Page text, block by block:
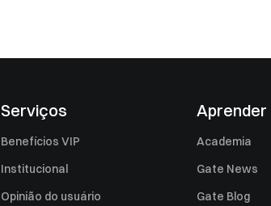
Serviços
Benefícios VIP
Institucional
Opinião do usuário
Aprender
Academia
Gate News
Gate Blog